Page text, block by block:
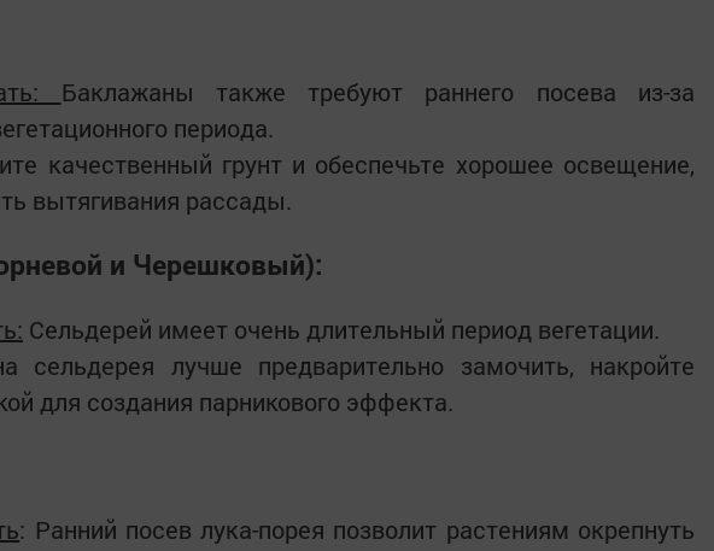
Баклажаны также требуют раннего посева из-за
периода.
качественный грунт и обеспечьте хорошее освещение,
вытягивания рассады.
и Черешковый):
Сельдерей имеет очень длительный период вегетации.
сельдерея лучше предварительно замочить, накройте
для создания парникового эффекта.
: Ранний посев лука-порея позволит растениям окрепнуть